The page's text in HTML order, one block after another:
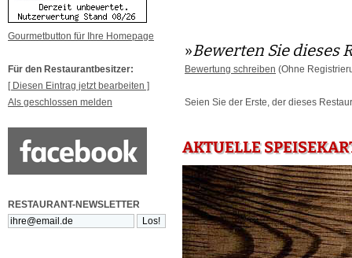
Gourmetbutton für Ihre Homepage
Für den Restaurantbesitzer:
[ Diesen Eintrag jetzt bearbeiten ]
Als geschlossen melden
RESTAURANT-NEWSLETTER
»Bewerten Sie dieses
Bewertung schreiben (Ohne
Seien Sie der Erste, der dieses
AKTUELLE